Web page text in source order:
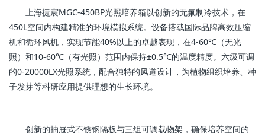
上海捷宸MGC-450BP光照培养箱以创新的无氟制冷技术，在
450L空间内构建精准的环境模拟系统。设备搭载国际品牌高效压缩
机和循环风机，实现节能40%以上的卓越表现，在4-60℃（无光
照）和10-60℃（有光照）范围内保持±0.5℃的温度精度。六级可调
的0-20000LX光照系统，配合独特的风道设计，为植物组织培养、种
子发芽等科研应用提供理想的生长环境。
创新的抽屉式不锈钢隔板与三组可调载物架，确保培养空间的